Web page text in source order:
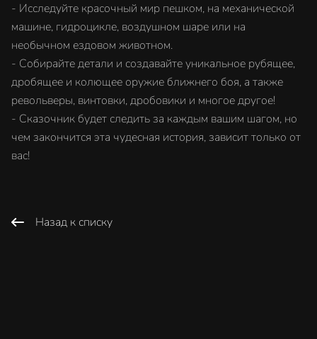
- Исследуйте красочный мир пешком, на механической
машине, гидроцикле, воздушном шаре или на
необычном ездовом животном.
- Собирайте детали и создавайте уникальное рубящее,
дробящее и колющее оружие ближнего боя, а также
револьверы, винтовки, дробовики и многое другое!
- Сказочник будет следить за каждым вашим шагом, но
чем закончится эта чудесная история, зависит только от
вас!
Назад к списку